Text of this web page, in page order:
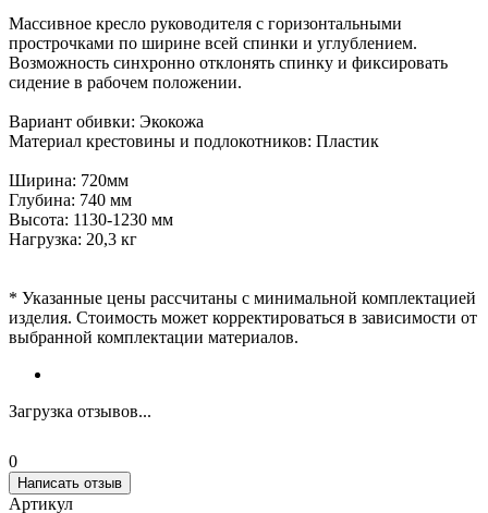
Массивное кресло руководителя с горизонтальными
прострочками по ширине всей спинки и углублением.
Возможность синхронно отклонять спинку и фиксировать
сидение в рабочем положении.
Вариант обивки: Экокожа
Материал крестовины и подлокотников: Пластик
Ширина: 720мм
Глубина: 740 мм
Высота: 1130-1230 мм
Нагрузка: 20,3 кг
* Указанные цены рассчитаны с минимальной комплектацией
изделия. Стоимость может корректироваться в зависимости от
выбранной комплектации материалов.
Загрузка отзывов...
0
Написать отзыв
Артикул